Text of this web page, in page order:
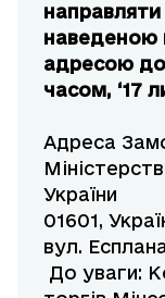
наведеною
адресою до
часом, ‘17
Адреса
України
01601,
вул.
До уваги: